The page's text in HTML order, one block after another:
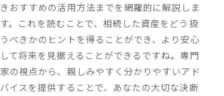
きおすすめの活用方法までを網羅的に解説しま
す。これを読むことで、相続した資産をどう扱
うべきかのヒントを得ることができ、より安心
して将来を見据えることができるですね。専門
家の視点から、親しみやすく分かりやすいアド
バイスを提供することで、あなたの大切な決断